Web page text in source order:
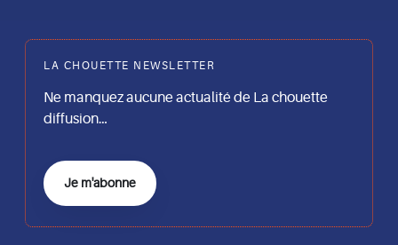
LA CHOUETTE NEWSLETTER
Ne manquez aucune actualité de La chouette
diffusion…
Je m'abonne